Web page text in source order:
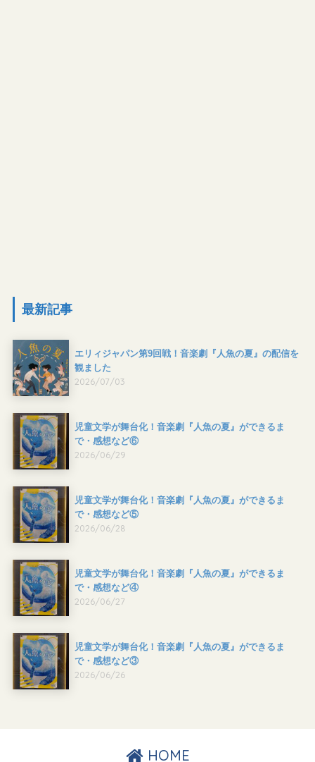
最新記事
エリィジャパン第9回戦！音楽劇『人魚の夏』の配信を
観ました
2026/07/03
児童文学が舞台化！音楽劇『人魚の夏』ができるま
で・感想など⑥
2026/06/29
児童文学が舞台化！音楽劇『人魚の夏』ができるま
で・感想など⑤
2026/06/28
児童文学が舞台化！音楽劇『人魚の夏』ができるま
で・感想など④
2026/06/27
児童文学が舞台化！音楽劇『人魚の夏』ができるま
で・感想など③
2026/06/26
HOME